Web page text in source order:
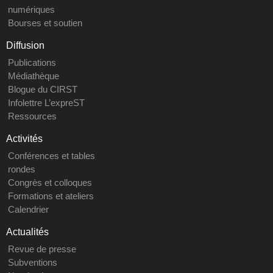
numériques
Bourses et soutien
Diffusion
Publications
Médiathèque
Blogue du CIRST
Infolettre L’expreST
Ressources
Activités
Conférences et tables
rondes
Congrès et colloques
Formations et ateliers
Calendrier
Actualités
Revue de presse
Subventions